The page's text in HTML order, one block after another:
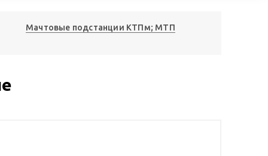
Мачтовые подстанции КТПм; МТП